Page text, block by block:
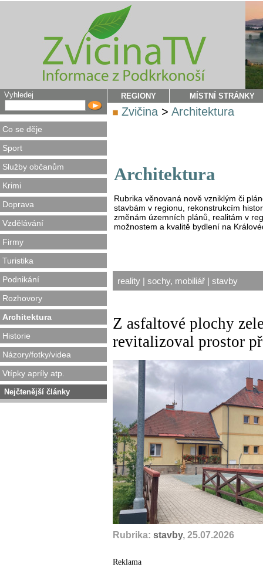
Vyhledej
Co se děje
Sport
Služby občanům
Krimi
Doprava
Vzdělávání
Firmy
Turistika
Podnikání
Rozhovory
Architektura
Historie
Názory/fotky/videa
Vtípky apríly atp.
Nejčtenější články
REGIONY MÍSTNÍ STRÁNKY
Zvičina > Architektura
Architektura
Rubrika věnovaná nově vzniklým či
stavbám v regionu, rekonstrukcím
změnám územních plánů, realitám v
možnostem a kvalitě bydlení na
reality | sochy, mobiliář | stavby
Z asfaltové plochy
revitalizoval prostor
Rubrika: stavby, 25.07.2026
Reklama